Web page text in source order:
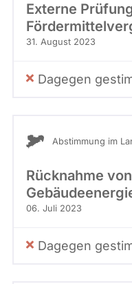
Externe
31. August 2023
Dagegen
Abstimmung im
Rücknahme
06. Juli 2023
Dagegen